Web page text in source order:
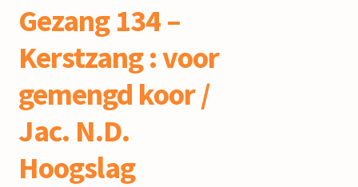
Gezang 134 –
Kerstzang : voor
gemengd koor /
Jac. N.D.
Hoogslag